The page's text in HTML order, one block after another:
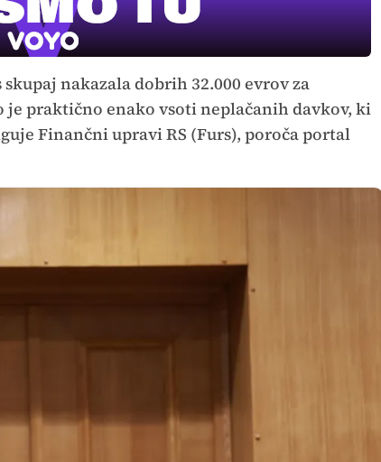
nakazala dobrih 32.000 evrov za
je praktično enako vsoti neplačanih davkov, ki
Finančni upravi RS (Furs), poroča portal